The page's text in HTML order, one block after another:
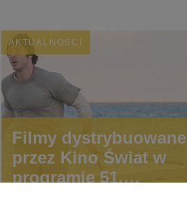
AKTUALNOŚCI
Filmy dystrybuowane
przez Kino Świat w
programie 51.